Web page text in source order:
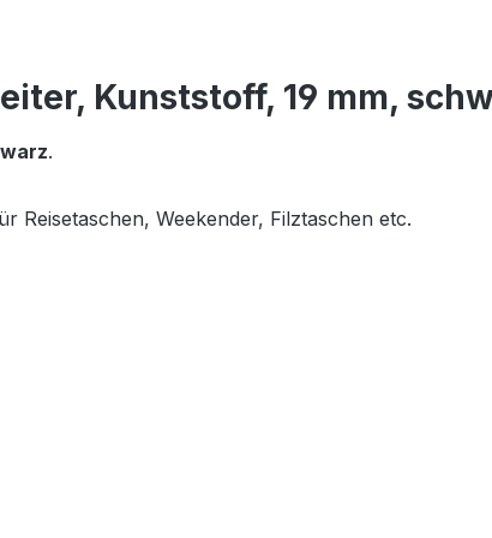
Kunststoff, 19 mm,
.
Reisetaschen, Weekender, Filztaschen etc.